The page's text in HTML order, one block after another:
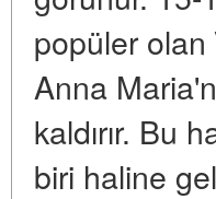
popüler
Anna
kaldırır. Bu
biri haline